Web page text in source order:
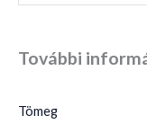
További
Tömeg